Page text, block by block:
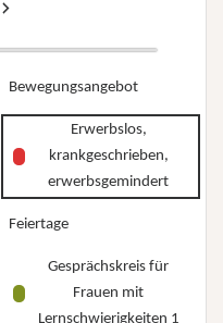
Bewegungsangebot
Erwerbslos,
krankgeschrieben,
erwerbsgemindert
Feiertage
Gesprächskreis für
Frauen mit
Lernschwierigkeiten 1